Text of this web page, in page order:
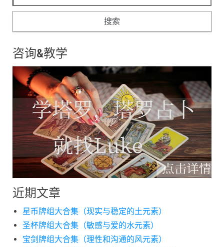
咨询&教学
近期文章
星币牌组大合集（现实与稳定的土元素）
圣杯牌组大合集（敏感与爱的水元素）
宝剑牌组大合集（理性和沟通的风元素）